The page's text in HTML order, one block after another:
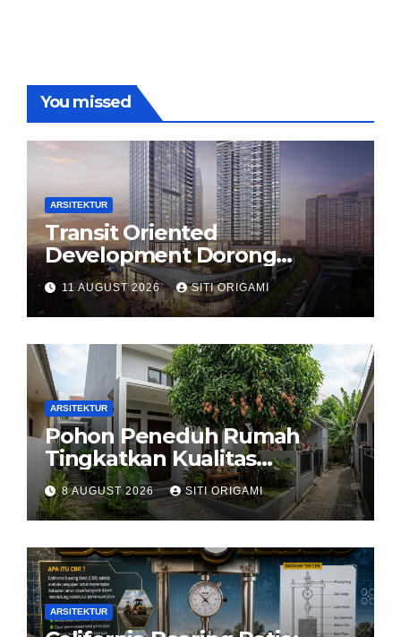
You missed
ARSITEKTUR
Transit Oriented
Development Dorong
Arsitektur Perkotaan
Terintegrasi
11 AUGUST 2026 SITI ORIGAMI
ARSITEKTUR
Pohon Peneduh Rumah
Tingkatkan Kualitas
Arsitektur Hunian
8 AUGUST 2026 SITI ORIGAMI
ARSITEKTUR